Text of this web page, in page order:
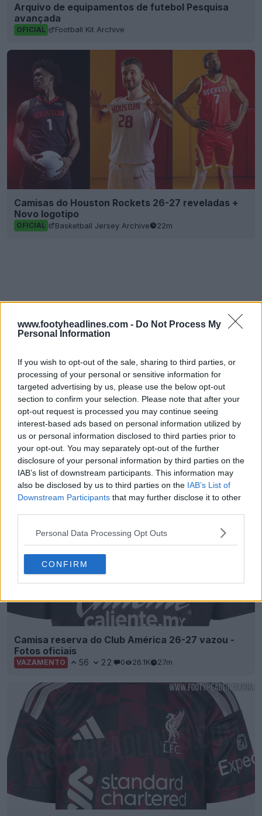
www.footyheadlines.com - Do Not Process My
Personal Information
If you wish to opt-out of the sale, sharing to third parties, or
processing of your personal or sensitive information for
targeted advertising by us, please use the below opt-out
section to confirm your selection. Please note that after your
opt-out request is processed you may continue seeing
interest-based ads based on personal information utilized by
us or personal information disclosed to third parties prior to
your opt-out. You may separately opt-out of the further
disclosure of your personal information by third parties on the
IAB’s list of downstream participants. This information may
also be disclosed by us to third parties on the IAB’s List of
Downstream Participants that may further disclose it to other
Personal Data Processing Opt Outs
CONFIRM
Arquivo de equipamentos de futebol Pesquisa
avançada
OFICIAL Football Kit Archive
Camisas do Houston Rockets 26-27 reveladas +
Novo logotipo
OFICIAL Basketball Jersey Archive 22m
Camisa reserva do Club América 26-27 vazou -
Fotos oficiais
VAZAMENTO 56 22 0 26.1K 27m